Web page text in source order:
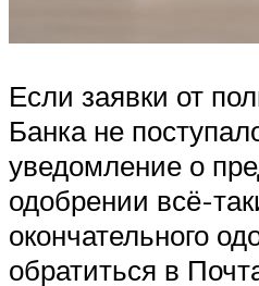
Если заявки от
Банка не
уведомление о
одобрении всё-
окончательного
обратиться в